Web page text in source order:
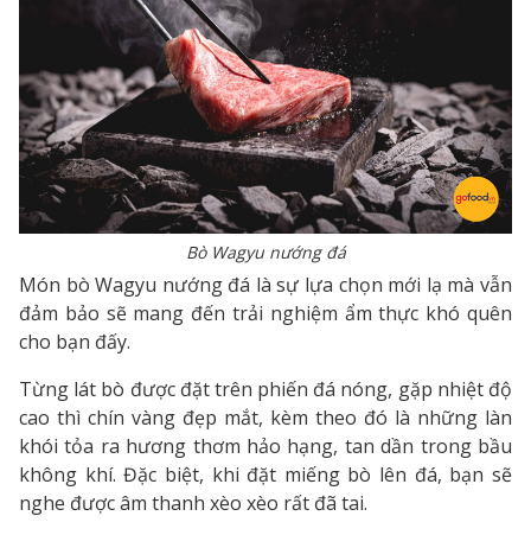
Bò Wagyu nướng đá
Món bò Wagyu nướng đá là sự lựa chọn mới lạ mà vẫn
đảm bảo sẽ mang đến trải nghiệm ẩm thực khó quên
cho bạn đấy.
Từng lát bò được đặt trên phiến đá nóng, gặp nhiệt độ
cao thì chín vàng đẹp mắt, kèm theo đó là những làn
khói tỏa ra hương thơm hảo hạng, tan dần trong bầu
không khí. Đặc biệt, khi đặt miếng bò lên đá, bạn sẽ
nghe được âm thanh xèo xèo rất đã tai.